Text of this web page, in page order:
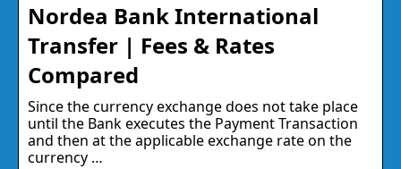
Nordea Bank International
Transfer | Fees & Rates
Compared
Since the currency exchange does not take place
until the Bank executes the Payment Transaction
and then at the applicable exchange rate on the
currency …